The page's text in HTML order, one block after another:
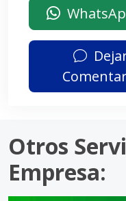
Otros
Empresa: